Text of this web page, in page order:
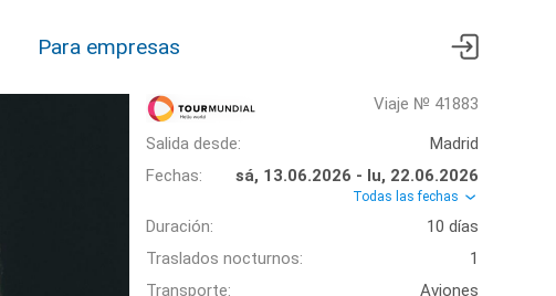
Para empresas
Viaje № 41883
Salida desde:
Madrid
Fechas:
sá, 13.06.2026 - lu, 22.06.2026
Todas las fechas
Duración:
10 días
Traslados nocturnos:
1
Transporte:
Aviones